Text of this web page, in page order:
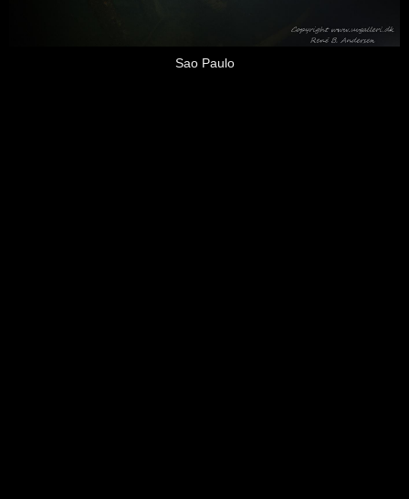
Sao Paulo